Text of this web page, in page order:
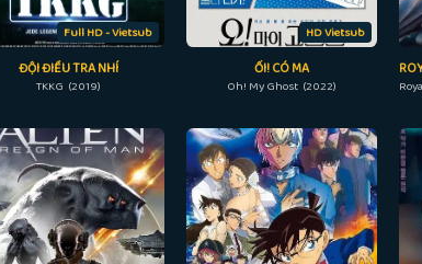
Full HD - Vietsub
ĐỘI ĐIỀU TRA NHÍ
TKKG (2019)
HD Vietsub
ỐI! CÓ MA
Oh! My Ghost (2022)